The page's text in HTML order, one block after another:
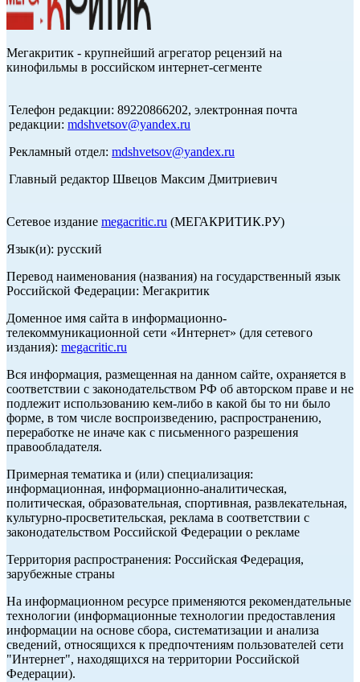
Мегакритик - крупнейший агрегатор рецензий на
кинофильмы в российском интернет-сегменте
Телефон редакции: 89220866202, электронная почта
редакции: mdshvetsov@yandex.ru
Рекламный отдел: mdshvetsov@yandex.ru
Главный редактор Швецов Максим Дмитриевич
Сетевое издание megacritic.ru (МЕГАКРИТИК.РУ)
Язык(и): русский
Перевод наименования (названия) на государственный язык
Российской Федерации: Мегакритик
Доменное имя сайта в информационно-
телекоммуникационной сети «Интернет» (для сетевого
издания): megacritic.ru
Вся информация, размещенная на данном сайте, охраняется в
соответствии с законодательством РФ об авторском праве и не
подлежит использованию кем-либо в какой бы то ни было
форме, в том числе воспроизведению, распространению,
переработке не иначе как с письменного разрешения
правообладателя.
Примерная тематика и (или) специализация:
информационная, информационно-аналитическая,
политическая, образовательная, спортивная, развлекательная,
культурно-просветительская, реклама в соответствии с
законодательством Российской Федерации о рекламе
Территория распространения: Российская Федерация,
зарубежные страны
На информационном ресурсе применяются рекомендательные
технологии (информационные технологии предоставления
информации на основе сбора, систематизации и анализа
сведений, относящихся к предпочтениям пользователей сети
"Интернет", находящихся на территории Российской
Федерации).